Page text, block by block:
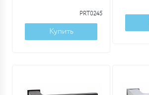
PRT0245
Купить